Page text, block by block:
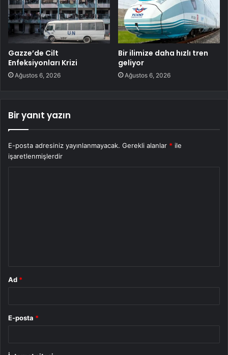
Gazze’de Cilt
Enfeksiyonları Krizi
Ağustos 6, 2026
Bir ilimize daha hızlı tren
geliyor
Ağustos 6, 2026
Bir yanıt yazın
E-posta adresiniz yayınlanmayacak. Gerekli alanlar * ile
işaretlenmişlerdir
Ad *
E-posta *